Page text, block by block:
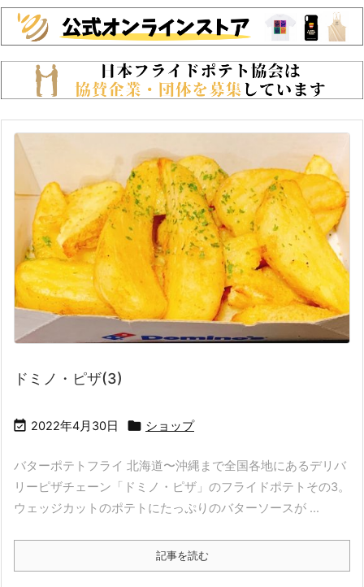
ドミノ・ピザ(3)
 2022年4月30日  ショップ
バターポテトフライ 北海道〜沖縄まで全国各地にあるデリバ
リーピザチェーン「ドミノ・ピザ」のフライドポテトその3。
ウェッジカットのポテトにたっぷりのバターソースが ...
記事を読む